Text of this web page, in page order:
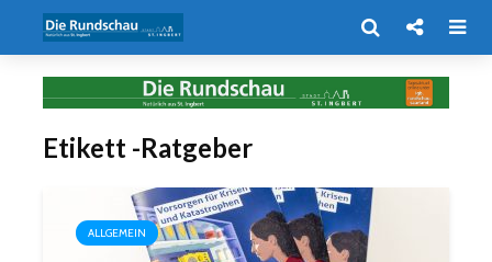
Etikett -Ratgeber
ALLGEMEIN